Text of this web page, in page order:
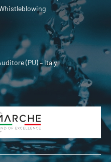
(PU) – Italy